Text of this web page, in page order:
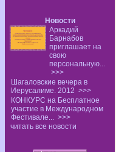
Новости
Аркадий
Барнабов
приглашает на
свою
персональную...
>>>
Шагаловские вечера в
Иерусалиме. 2012 >>>
КОНКУРС на Бесплатное
участие в Международном
Фестивале... >>>
читать все новости